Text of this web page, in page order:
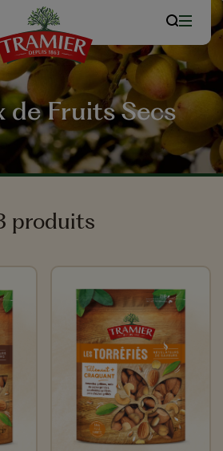
de Fruits Secs
produits